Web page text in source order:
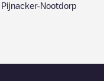
Pijnacker-Nootdorp